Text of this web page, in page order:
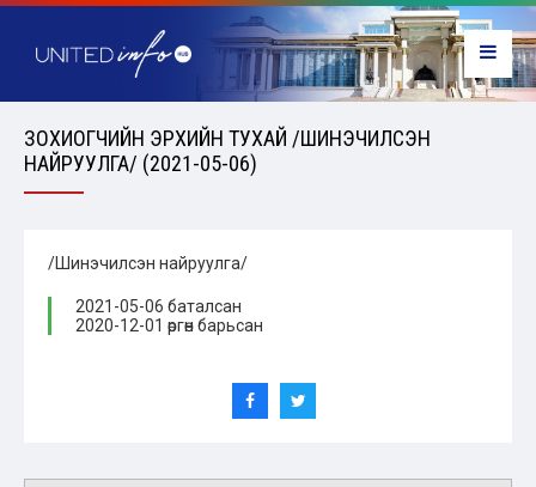
ЗОХИОГЧИЙН ЭРХИЙН ТУХАЙ /ШИНЭЧИЛСЭН
НАЙРУУЛГА/ (2021-05-06)
/Шинэчилсэн найруулга/
2021-05-06 баталсан
2020-12-01 өргөн барьсан